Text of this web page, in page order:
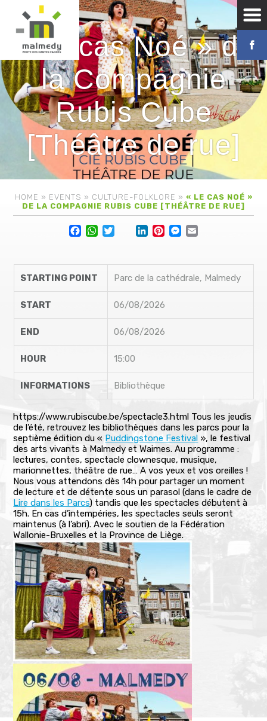
« Le cas Noé » de
la Compagnie
Rubis Cube
[Théâtre de rue]
HOME » EVENTS » CULTURE-FOLKLORE » « LE CAS NOÉ »
DE LA COMPAGNIE RUBIS CUBE [THÉÂTRE DE RUE]
Facebook
STARTING POINT Parc de la cathédrale, Malmedy
START 06/08/2026
END 06/08/2026
HOUR 15:00
INFORMATIONS Bibliothèque
https://www.rubiscube.be/spectacle3.html Tous les jeudis
de l’été, retrouvez les bibliothèques dans les parcs pour la
septième édition du « Puddingstone Festival », le festival
des arts vivants à Malmedy et Waimes. Au programme :
lectures, contes, spectacle clownesque, musique,
marionnettes, théâtre de rue… A vos yeux et vos oreilles !
Nous vous attendons dès 14h pour partager un moment
de lecture et de détente sous un parasol (dans le cadre de
Lire dans les Parcs) tandis que les spectacles débutent à
15h. En cas d’intempéries, les spectacles seuls seront
maintenus (à l’abri). Avec le soutien de la Fédération
Wallonie-Bruxelles et la Province de Liège.